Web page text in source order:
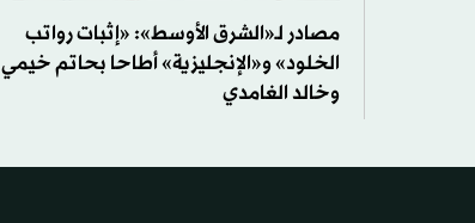
مصادر لـ«الشرق الأوسط»: «إثبات رواتب
الخلود» و«الإنجليزية» أطاحا بحاتم خيمي
وخالد الغامدي